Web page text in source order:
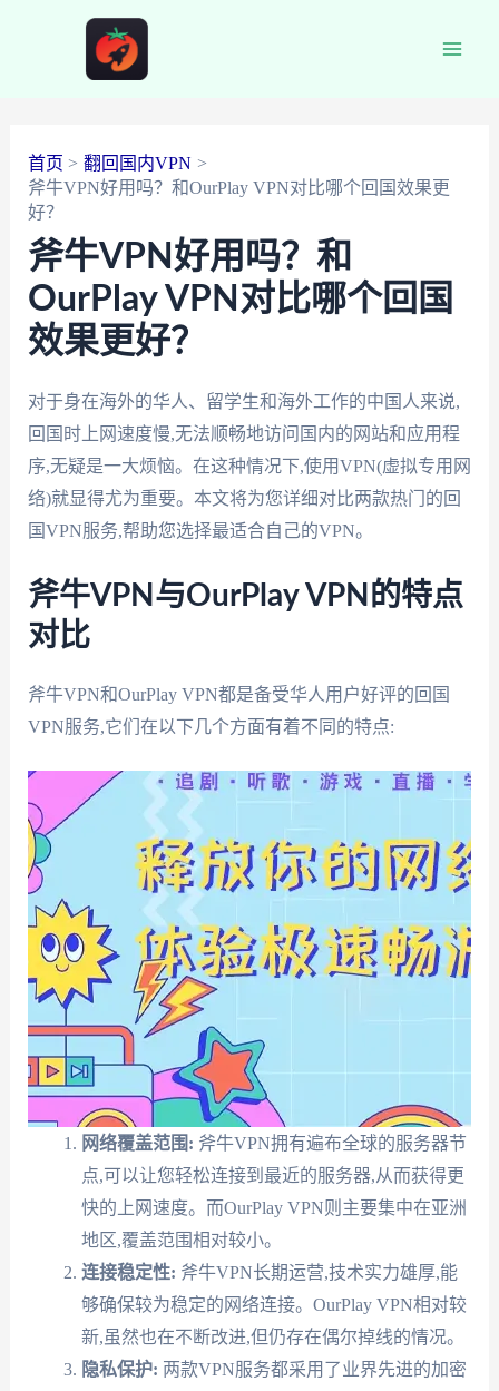
首页
翻回国内VPN
斧牛VPN好用吗？和OurPlay VPN对比哪个回国效果更
好？
斧牛VPN好用吗？和
OurPlay VPN对比哪个回国
效果更好？
对于身在海外的华人、留学生和海外工作的中国人来说,
回国时上网速度慢,无法顺畅地访问国内的网站和应用程
序,无疑是一大烦恼。在这种情况下,使用VPN(虚拟专用网
络)就显得尤为重要。本文将为您详细对比两款热门的回
国VPN服务,帮助您选择最适合自己的VPN。
斧牛VPN与OurPlay VPN的特点
对比
斧牛VPN和OurPlay VPN都是备受华人用户好评的回国
VPN服务,它们在以下几个方面有着不同的特点:
网络覆盖范围: 斧牛VPN拥有遍布全球的服务器节
点,可以让您轻松连接到最近的服务器,从而获得更
快的上网速度。而OurPlay VPN则主要集中在亚洲
地区,覆盖范围相对较小。
连接稳定性: 斧牛VPN长期运营,技术实力雄厚,能
够确保较为稳定的网络连接。OurPlay VPN相对较
新,虽然也在不断改进,但仍存在偶尔掉线的情况。
隐私保护: 两款VPN服务都采用了业界先进的加密